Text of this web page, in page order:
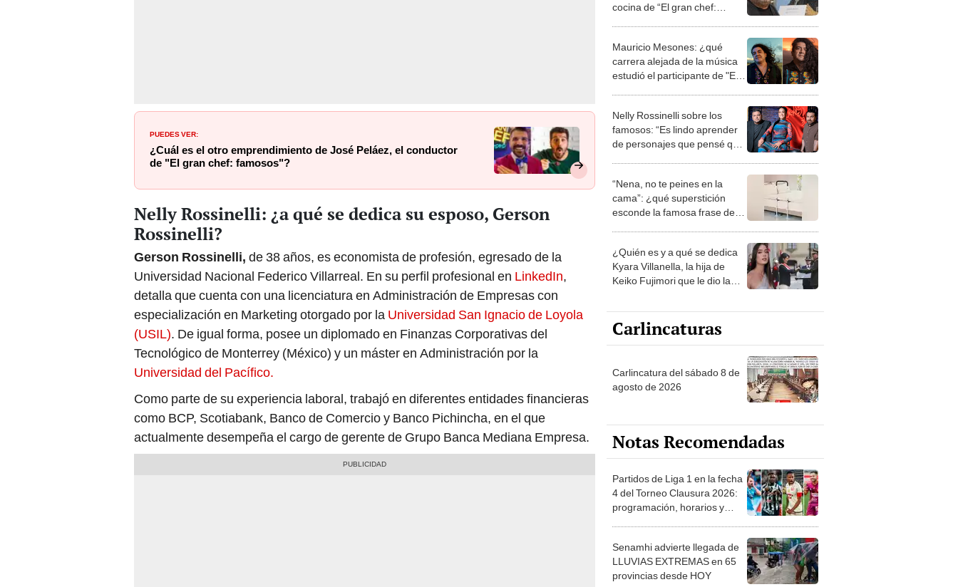
PUEDES VER:
¿Cuál es el otro emprendimiento de José Peláez, el conductor
de "El gran chef: famosos"?
Nelly Rossinelli: ¿a qué se dedica su esposo, Gerson
Rossinelli?
Gerson Rossinelli, de 38 años, es economista de profesión, egresado de la
Universidad Nacional Federico Villarreal. En su perfil profesional en LinkedIn,
detalla que cuenta con una licenciatura en Administración de Empresas con
especialización en Marketing otorgado por la Universidad San Ignacio de Loyola
(USIL). De igual forma, posee un diplomado en Finanzas Corporativas del
Tecnológico de Monterrey (México) y un máster en Administración por la
Universidad del Pacífico.
Como parte de su experiencia laboral, trabajó en diferentes entidades financieras
como BCP, Scotiabank, Banco de Comercio y Banco Pichincha, en el que
actualmente desempeña el cargo de gerente de Grupo Banca Mediana Empresa.
cocina de “El gran chef:
Mauricio Mesones: ¿qué
carrera alejada de la música
estudió el participante de "El
Nelly Rossinelli sobre los
famosos: “Es lindo aprender
de personajes que pensé que
“Nena, no te peines en la
cama”: ¿qué superstición
esconde la famosa frase de
¿Quién es y a qué se dedica
Kyara Villanella, la hija de
Keiko Fujimori que le dio la
Carlincaturas
Carlincatura del sábado 8 de
agosto de 2026
Notas Recomendadas
Partidos de Liga 1 en la fecha
4 del Torneo Clausura 2026:
programación, horarios y
Senamhi advierte llegada de
LLUVIAS EXTREMAS en 65
provincias desde HOY